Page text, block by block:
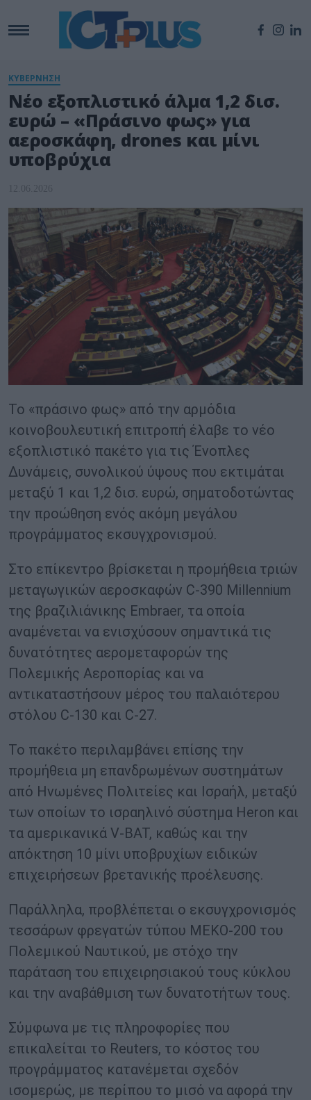
ΚΥΒΕΡΝΗΣΗ
Νέο εξοπλιστικό άλμα 1,2 δισ.
ευρώ – «Πράσινο φως» για
αεροσκάφη, drones και μίνι
υποβρύχια
12.06.2026
Το «πράσινο φως» από την αρμόδια
κοινοβουλευτική επιτροπή έλαβε το νέο
εξοπλιστικό πακέτο για τις Ένοπλες
Δυνάμεις, συνολικού ύψους που εκτιμάται
μεταξύ 1 και 1,2 δισ. ευρώ, σηματοδοτώντας
την προώθηση ενός ακόμη μεγάλου
προγράμματος εκσυγχρονισμού.
Στο επίκεντρο βρίσκεται η προμήθεια τριών
μεταγωγικών αεροσκαφών C-390 Millennium
της βραζιλιάνικης Embraer, τα οποία
αναμένεται να ενισχύσουν σημαντικά τις
δυνατότητες αερομεταφορών της
Πολεμικής Αεροπορίας και να
αντικαταστήσουν μέρος του παλαιότερου
στόλου C-130 και C-27.
Το πακέτο περιλαμβάνει επίσης την
προμήθεια μη επανδρωμένων συστημάτων
από Ηνωμένες Πολιτείες και Ισραήλ, μεταξύ
των οποίων το ισραηλινό σύστημα Heron και
τα αμερικανικά V-BAT, καθώς και την
απόκτηση 10 μίνι υποβρυχίων ειδικών
επιχειρήσεων βρετανικής προέλευσης.
Παράλληλα, προβλέπεται ο εκσυγχρονισμός
τεσσάρων φρεγατών τύπου MEKO-200 του
Πολεμικού Ναυτικού, με στόχο την
παράταση του επιχειρησιακού τους κύκλου
και την αναβάθμιση των δυνατοτήτων τους.
Σύμφωνα με τις πληροφορίες που
επικαλείται το Reuters, το κόστος του
προγράμματος κατανέμεται σχεδόν
ισομερώς, με περίπου το μισό να αφορά την